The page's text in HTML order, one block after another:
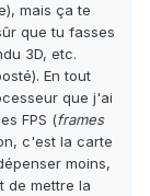
mais ça te
que tu fasses
3D, etc.
En tout
que j'ai
FPS (frames
c'est la carte
moins,
de mettre la